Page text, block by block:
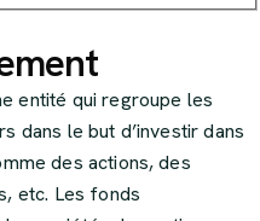
entité qui regroupe les
dans le but d’investir dans
des actions, des
etc. Les fonds